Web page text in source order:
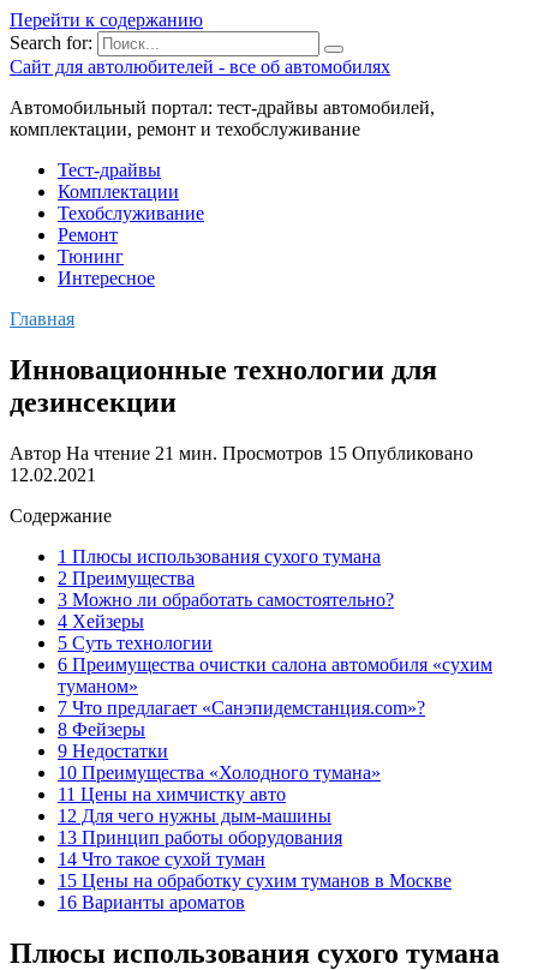
Перейти к содержанию
Search for:
Сайт для автолюбителей - все об автомобилях
Автомобильный портал: тест-драйвы автомобилей,
комплектации, ремонт и техобслуживание
Тест-драйвы
Комплектации
Техобслуживание
Ремонт
Тюнинг
Интересное
Главная
Инновационные технологии для
дезинсекции
Автор На чтение 21 мин. Просмотров 15 Опубликовано
12.02.2021
Содержание
1 Плюсы использования сухого тумана
2 Преимущества
3 Можно ли обработать самостоятельно?
4 Хейзеры
5 Суть технологии
6 Преимущества очистки салона автомобиля «сухим
туманом»
7 Что предлагает «Санэпидемстанция.com»?
8 Фейзеры
9 Недостатки
10 Преимущества «Холодного тумана»
11 Цены на химчистку авто
12 Для чего нужны дым-машины
13 Принцип работы оборудования
14 Что такое сухой туман
15 Цены на обработку сухим туманов в Москве
16 Варианты ароматов
Плюсы использования сухого тумана